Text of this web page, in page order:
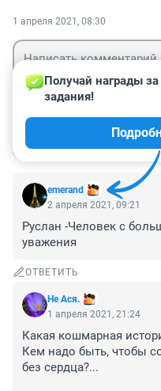
1 апреля 2021, 08:30
emerand
Получай награды
задания!
2 апреля 2021, 09:21
Руслан -Человек с
уважения
ОТВЕТИТЬ
Не Ася.
1 апреля 2021, 21:24
Какая кошмарная
Кем надо быть, чтобы
без сердца?...